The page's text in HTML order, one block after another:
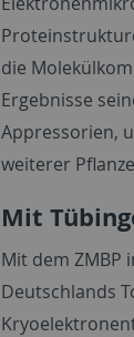
die
Ergebnisse
Appressorien,
weiterer
Mit
Mit dem ZMBP
Deutschlands